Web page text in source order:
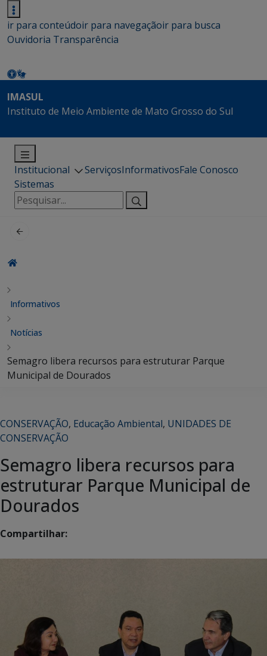
ir para conteúdoir para navegaçãoir para busca
Ouvidoria Transparência
IMASUL
Instituto de Meio Ambiente de Mato Grosso do Sul
Institucional ServiçosInformativosFale Conosco
Sistemas
Pesquisar
por:
Informativos
Notícias
Semagro libera recursos para estruturar Parque
Municipal de Dourados
CONSERVAÇÃO, Educação Ambiental, UNIDADES DE
CONSERVAÇÃO
Semagro libera recursos para
estruturar Parque Municipal de
Dourados
Compartilhar: